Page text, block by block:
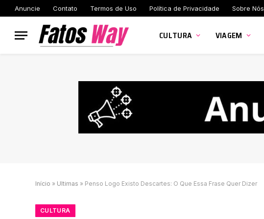
Anuncie Contato Termos de Uso Política de Privacidade Sobre Nós
CULTURA VIAGEM
Início » Ultimas » Penso Logo Existo Descartes: O Que Essa Frase Quer Dizer
CULTURA